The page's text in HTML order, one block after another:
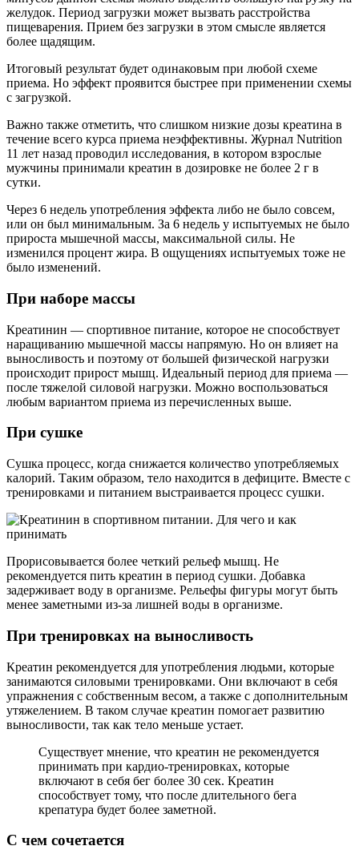
желудок. Период загрузки может вызвать расстройства
пищеварения. Прием без загрузки в этом смысле является
более щадящим.
Итоговый результат будет одинаковым при любой схеме
приема. Но эффект проявится быстрее при применении схемы
с загрузкой.
Важно также отметить, что слишком низкие дозы креатина в
течение всего курса приема неэффективны. Журнал Nutrition
11 лет назад проводил исследования, в котором взрослые
мужчины принимали креатин в дозировке не более 2 г в
сутки.
Через 6 недель употребления эффекта либо не было совсем,
или он был минимальным. За 6 недель у испытуемых не было
прироста мышечной массы, максимальной силы. Не
изменился процент жира. В ощущениях испытуемых тоже не
было изменений.
При наборе массы
Креатинин — спортивное питание, которое не способствует
наращиванию мышечной массы напрямую. Но он влияет на
выносливость и поэтому от большей физической нагрузки
происходит прирост мышц. Идеальный период для приема —
после тяжелой силовой нагрузки. Можно воспользоваться
любым вариантом приема из перечисленных выше.
При сушке
Сушка процесс, когда снижается количество употребляемых
калорий. Таким образом, тело находится в дефиците. Вместе с
тренировками и питанием выстраивается процесс сушки.
Прорисовывается более четкий рельеф мышц. Не
рекомендуется пить креатин в период сушки. Добавка
задерживает воду в организме. Рельефы фигуры могут быть
менее заметными из-за лишней воды в организме.
При тренировках на выносливость
Креатин рекомендуется для употребления людьми, которые
занимаются силовыми тренировками. Они включают в себя
упражнения с собственным весом, а также с дополнительным
утяжелением. В таком случае креатин помогает развитию
выносливости, так как тело меньше устает.
Существует мнение, что креатин не рекомендуется
принимать при кардио-тренировках, которые
включают в себя бег более 30 сек. Креатин
способствует тому, что после длительного бега
крепатура будет более заметной.
С чем сочетается